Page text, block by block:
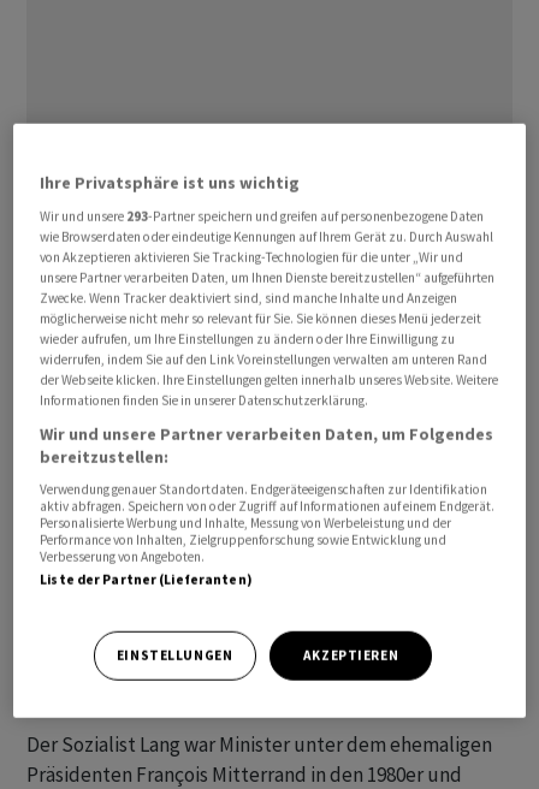
Zuvor war bekanntgeworden, dass die Namen der
beiden in den Dokumenten auftauchen, die von der US-
Justiz im Rahmen der Affäre um den US-Multimillionär
und Sexualstraftäter Jeffrey Epstein veröffentlicht
wurden. Die Ermittlungen betreffen nach Angaben der
Staatsanwaltschaft mutmassliche finanzielle
Verbindungen der beiden zu Epstein. Dabei soll es nach
Medienberichten um eine von Epstein gegründete
der Caroline Lang die Hälfte der Anteile gehalten habe.
Lang weist Vorwürfe zurück
Jack Lang wies entsprechende Vorwürfe als
unbegründet zurück und berief sich bisher auf seine
«Naivität» mit Blick auf die Beziehung zu Epstein. Unter
dem Druck der Vorwürfe bot er dennoch seinen
Rücktritt als Präsident des IMA an.
Der Sozialist Lang war Minister unter dem ehemaligen
Präsidenten François Mitterrand in den 1980er und
Ihre Privatsphäre ist uns wichtig
Wir und unsere 293-Partner speichern und greifen auf personenbezogene Daten
wie Browserdaten oder eindeutige Kennungen auf Ihrem Gerät zu. Durch Auswahl
von Akzeptieren aktivieren Sie Tracking-Technologien für die unter „Wir und
unsere Partner verarbeiten Daten, um Ihnen Dienste bereitzustellen“ aufgeführten
Zwecke. Wenn Tracker deaktiviert sind, sind manche Inhalte und Anzeigen
möglicherweise nicht mehr so relevant für Sie. Sie können dieses Menü jederzeit
wieder aufrufen, um Ihre Einstellungen zu ändern oder Ihre Einwilligung zu
widerrufen, indem Sie auf den Link Voreinstellungen verwalten am unteren Rand
der Webseite klicken. Ihre Einstellungen gelten innerhalb unseres Website. Weitere
Informationen finden Sie in unserer Datenschutzerklärung.
Wir und unsere Partner verarbeiten Daten, um Folgendes
bereitzustellen:
Verwendung genauer Standortdaten. Endgeräteeigenschaften zur Identifikation
aktiv abfragen. Speichern von oder Zugriff auf Informationen auf einem Endgerät.
Personalisierte Werbung und Inhalte, Messung von Werbeleistung und der
Performance von Inhalten, Zielgruppenforschung sowie Entwicklung und
Verbesserung von Angeboten.
Liste der Partner (Lieferanten)
EINSTELLUNGEN AKZEPTIEREN